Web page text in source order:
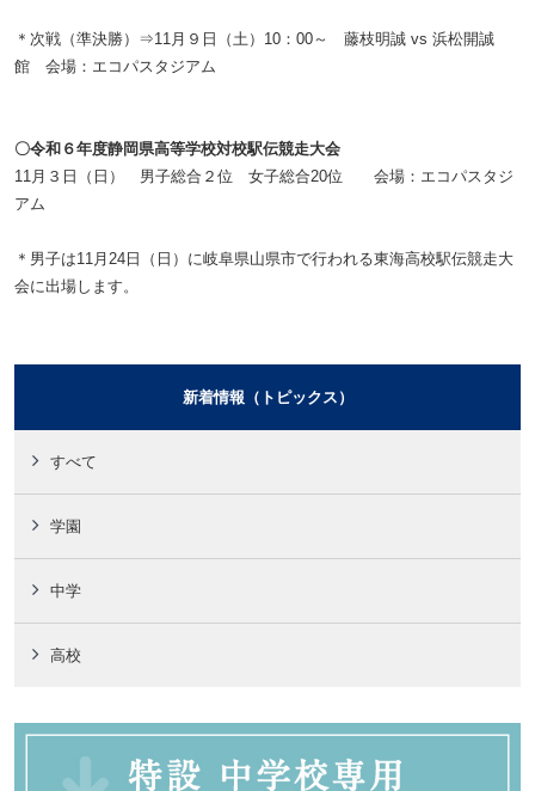
＊次戦（準決勝）⇒11月９日（土）10：00～ 藤枝明誠 vs 浜松開誠
館 会場： エコパスタジアム
〇令和６年度静岡県高等学校対校駅伝競走大会
11月３日（日） 男子総合２位 女子総合20位 会場：エコパスタジ
アム
＊男子は11月24日（日）に岐阜県山県市で行われる東海高校駅伝競走大
会に出場します。
新着情報（トピックス）
すべて
学園
中学
高校